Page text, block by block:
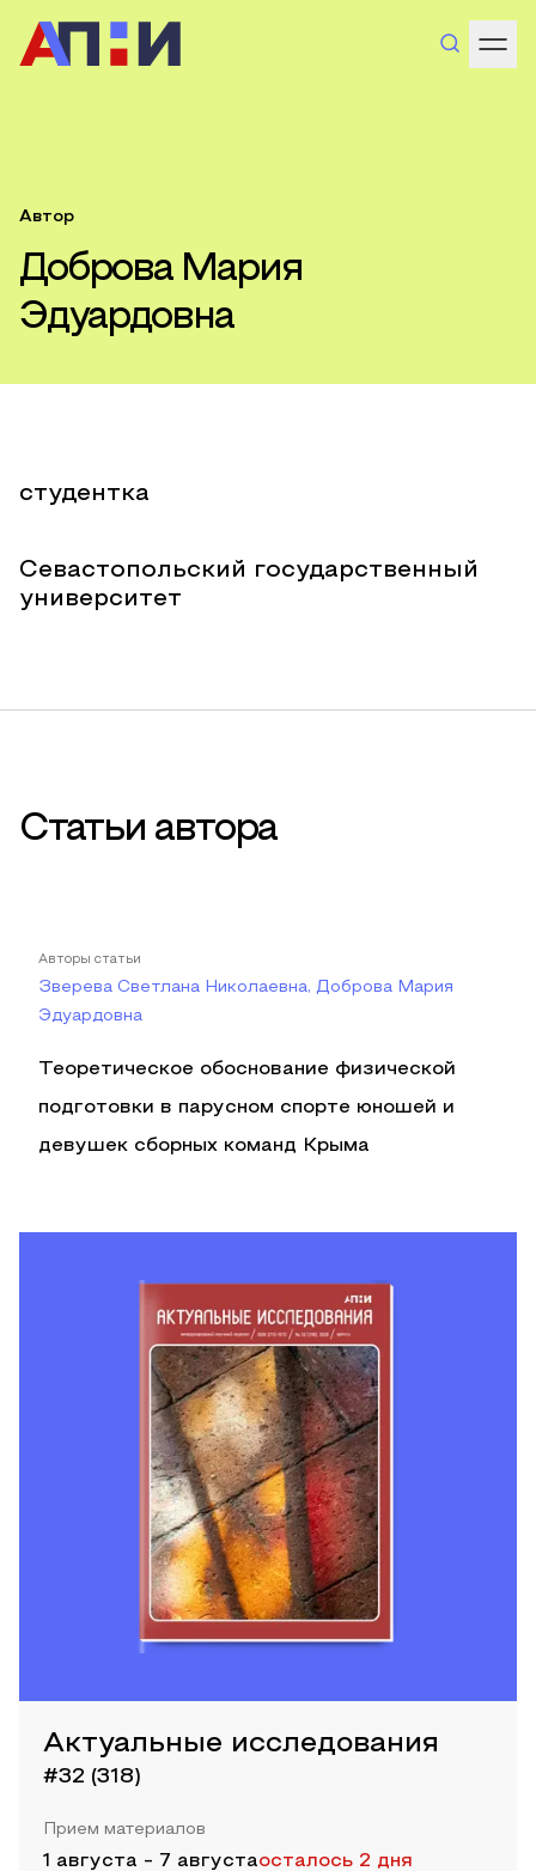
Автор
Доброва Мария
Эдуардовна
студентка
Севастопольский государственный
университет
Статьи автора
Авторы статьи
Зверева Светлана Николаевна, Доброва Мария
Эдуардовна
Теоретическое обоснование физической
подготовки в парусном спорте юношей и
девушек сборных команд Крыма
Актуальные исследования
#32 (318)
Прием материалов
1 августа - 7 августаосталось 2 дня